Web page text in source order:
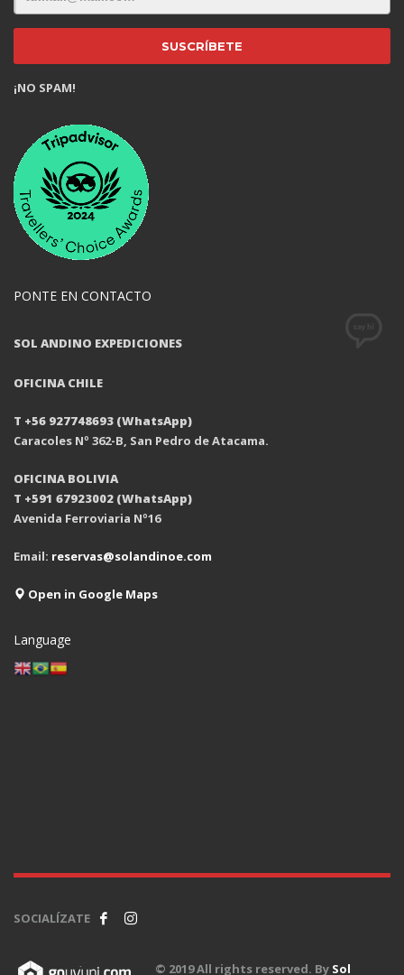
¡NO SPAM!
PONTE EN CONTACTO
SOL ANDINO EXPEDICIONES
OFICINA CHILE
T +56 927748693 (WhatsApp)
Caracoles Nº 362-B, San Pedro de Atacama.
OFICINA BOLIVIA
T +591 67923002 (WhatsApp)
Avenida Ferroviaria Nº16
Email: reservas@solandinoe.com
Open in Google Maps
Language
SOCIALÍZATE
© 2019 All rights reserved. By Sol